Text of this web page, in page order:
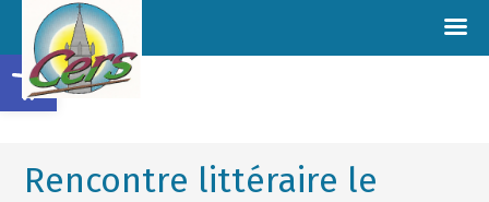
Rencontre littéraire le
Ouvrir la barre d’outils